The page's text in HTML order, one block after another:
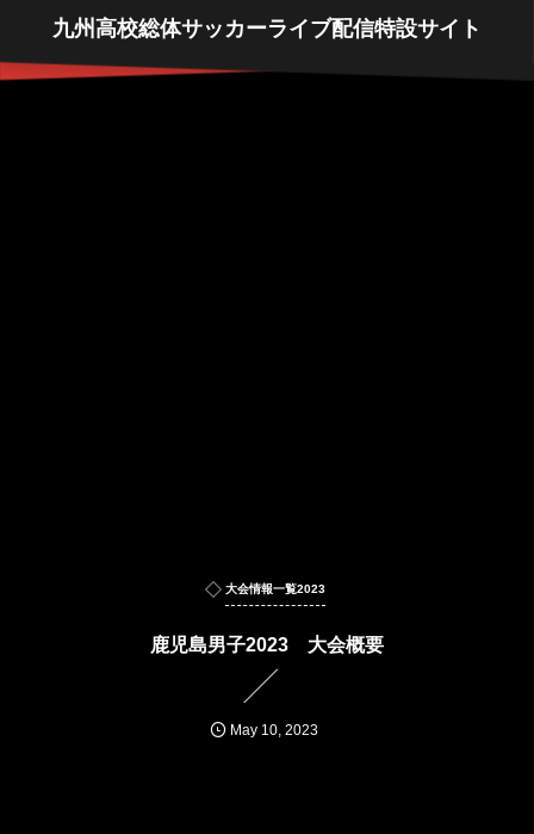
九州高校総体サッカーライブ配信特設サイト
大会情報一覧2023
鹿児島男子2023 大会概要
May 10 ,2023